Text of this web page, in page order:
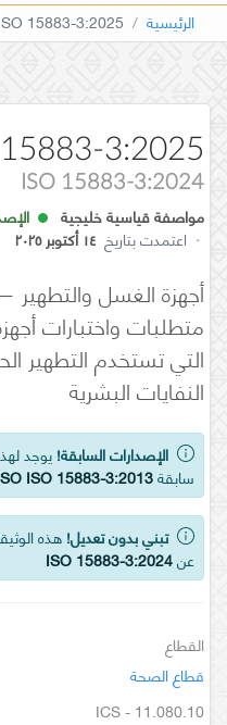
الرئيسية 15883-3:2025
3:2025
ISO 15883-3:2024
مواصفة قياسية خليجية
· اعتمدت بتاريخ ١٤ أكتوبر ٢٠٢٥
متطلبات واختبارات
التي تستخدم التطهير
النفايات البشرية
الإصدارات السابقة!يوجد
سابقةISO 15883-3:2013
تبني بدون تعديل! هذه
عنISO 15883-3:2024
القطاع
قطاع الصحة
ICS - 11.080.10